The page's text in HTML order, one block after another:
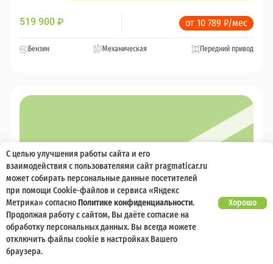
519 900 ₽ от 10 789 ₽/мес
Бензин Механическая Передний привод
С целью улучшения работы сайта и его
взаимодействия с пользователями сайт pragmaticar.ru
может собирать персональные данные посетителей
при помощи Cookie-файлов и сервиса «Яндекс
Метрика» согласноПолитике конфиденциальности.
Продолжая работу с сайтом, Вы даёте согласие на
обработку персональных данных. Вы всегда можете
отключить файлы cookie в настройках Вашего
браузера.
Хорошо